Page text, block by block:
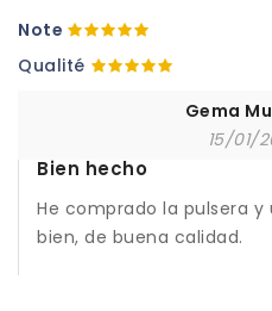
Note
Qualité
Gema
15/01/
Bien hecho
He comprado la pulsera
bien, de buena calidad.